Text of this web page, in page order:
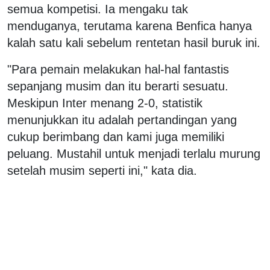
semua kompetisi. Ia mengaku tak
menduganya, terutama karena Benfica hanya
kalah satu kali sebelum rentetan hasil buruk ini.
"Para pemain melakukan hal-hal fantastis
sepanjang musim dan itu berarti sesuatu.
Meskipun Inter menang 2-0, statistik
menunjukkan itu adalah pertandingan yang
cukup berimbang dan kami juga memiliki
peluang. Mustahil untuk menjadi terlalu murung
setelah musim seperti ini," kata dia.